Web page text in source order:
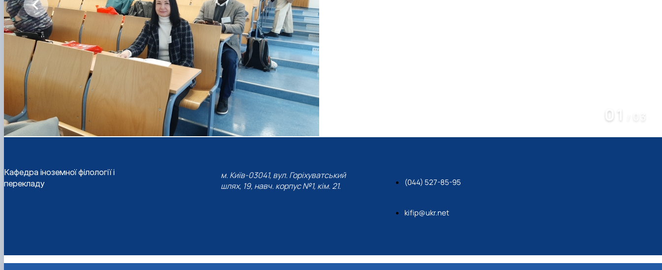
01
Кафедра іноземної філології і
перекладу
м. Київ-03041, вул. Горіхуватський
шлях, 19, навч. корпус №1, кім. 21.
(044) 527-85-95
kifip@ukr.net